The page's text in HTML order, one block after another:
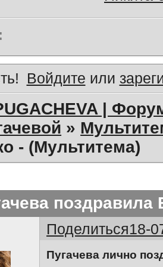
Войдите или
|
»
- (Мультитема)
Поделиться18-
Пугачева лично